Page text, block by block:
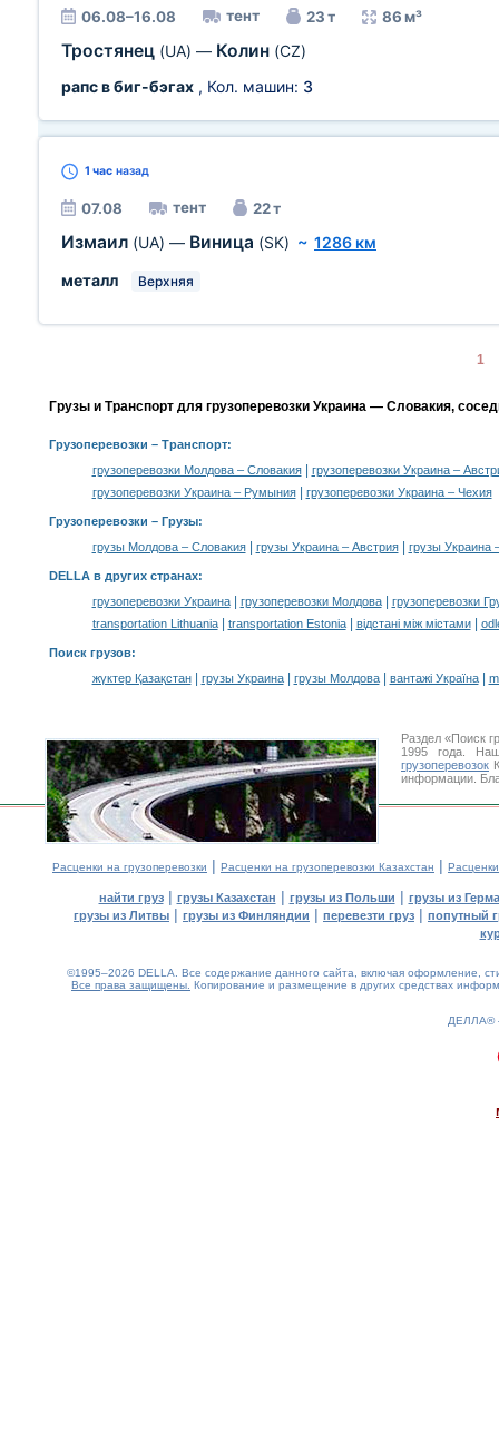
06.08–16.08 тент 23 т 86 м³
Тростянец (UA) — Колин (CZ)
рапс в биг-бэгах , Кол. машин: 3
1 час назад
07.08 тент 22 т
Измаил (UA) — Виница (SK) ~ 1286 км
металл
Верхняя
1
Грузы и Транспорт для грузоперевозки Украина — Словакия,
Грузоперевозки – Транспорт:
грузоперевозки Молдова – Словакия|
грузоперевозки Украина –
грузоперевозки Украина – Румыния| грузоперевозки Украина – Чехия
Грузоперевозки – Грузы:
грузы Молдова – Словакия| грузы Украина – Австрия| грузы Украина
DELLA в других странах:
грузоперевозки Украина| грузоперевозки Молдова|
грузоперевозки
transportation Lithuania| transportation Estonia| відстані між містами|
Поиск грузов:
жүктер Қазақстан| грузы Украина| грузы Молдова| вантажі Україна|
Раздел «Поиск
1995 года.
грузоперевозок
информации.
Расценки на грузоперевозки | Расценки на грузоперевозки Казахстан |
найти груз| грузы Казахстан | грузы из Польши | грузы из
грузы из Литвы | грузы из Финляндии | перевезти груз | попутный
©1995–2026 DELLA. Все содержание данного сайта, включая оформление,
Все права защищены. Копирование и размещение в других средствах